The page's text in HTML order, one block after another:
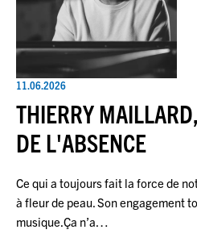
11.06.2026
THIERRY
DE L'ABSENCE
Ce qui a toujours fait la force de
à fleur de peau. Son engagement
musique.Ça n’a…